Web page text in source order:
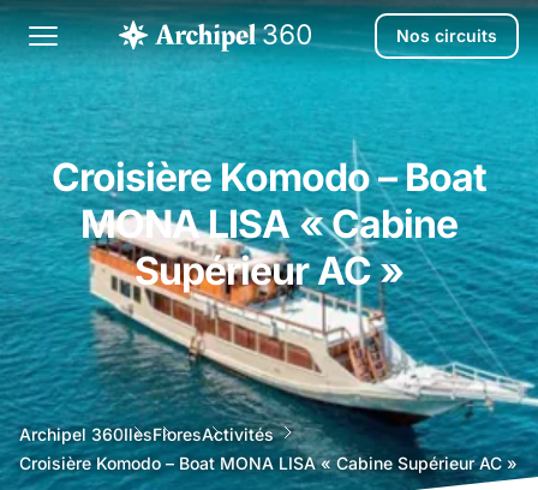
Nos circuits
Croisière Komodo – Boat
MONA LISA « Cabine
Supérieur AC »
Archipel 360agence
voyage
bali
IlesFloresActivités
Croisière Komodo – Boat MONA LISA « Cabine Supérieur AC »